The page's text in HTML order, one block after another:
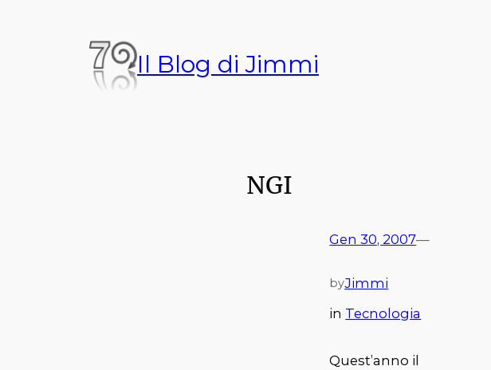
Il Blog di Jimmi
NGI
Gen 30, 2007—
byJimmi
in Tecnologia
Quest’anno il